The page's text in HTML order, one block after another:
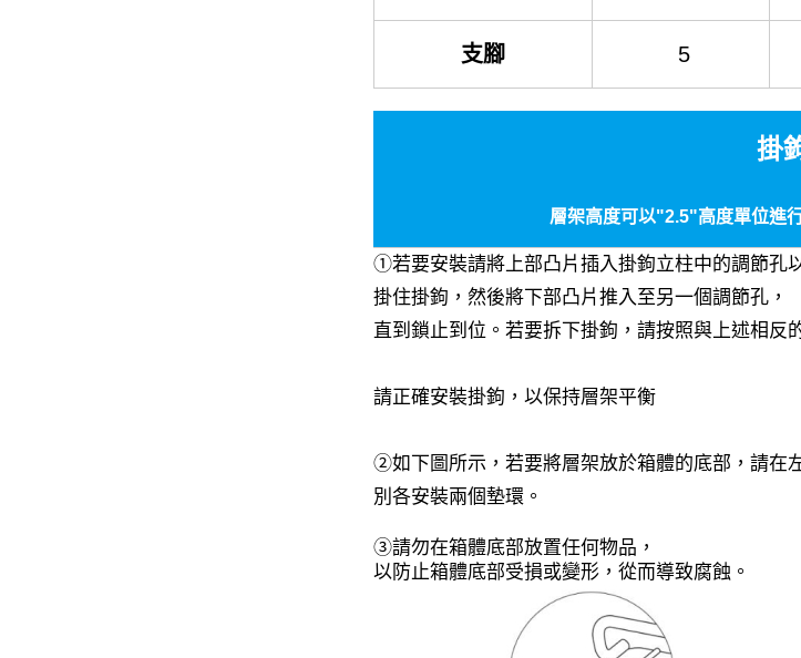
支腳 5
掛
層架高度可以"2.5"高度單位進
①若要安裝請將上部凸片插入掛鉤立柱中的調節孔
掛住掛鉤，然後將下部凸片推入至另一個調節孔，
直到鎖止到位。若要拆下掛鉤，請按照與上述相反
請正確安裝掛鉤，以保持層架平衡
②如下圖所示，若要將層架放於箱體的底部，請在
別各安裝兩個墊環。
③請勿在箱體底部放置任何物品，
以防止箱體底部受損或變形，從而導致腐蝕。